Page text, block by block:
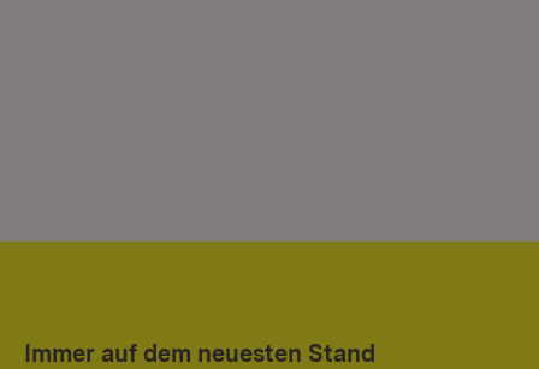
Immer auf dem neuesten Stand